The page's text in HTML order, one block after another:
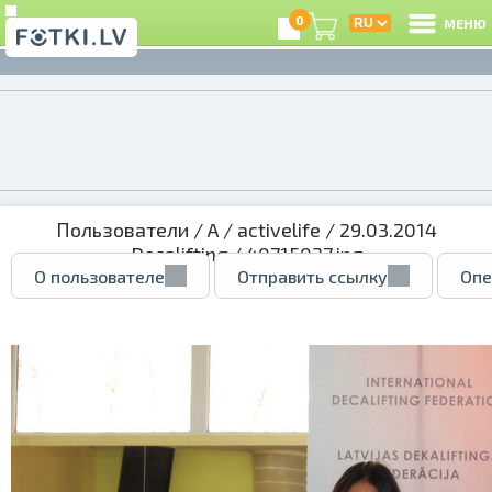
0 МЕНЮ
Пользователи /A/ activelife / 29.03.2014
Decalifting/ 40715037.jpg
О пользователе Отправить ссылку